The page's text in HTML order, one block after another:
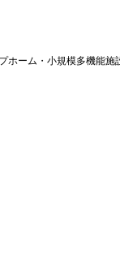
ーム・小規模多機能施